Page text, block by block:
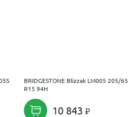
BRIDGESTONE Blizzak LM005 205/65
R15 94H
10 843